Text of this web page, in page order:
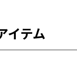
イテム